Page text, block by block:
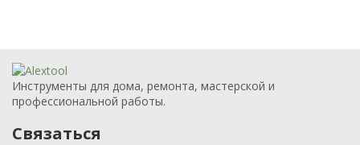
Инструменты для дома, ремонта, мастерской и
профессиональной работы.
Связаться